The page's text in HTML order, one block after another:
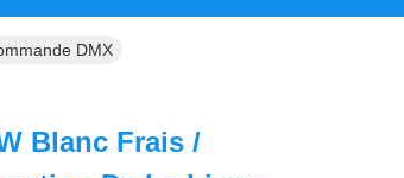
DMX
Blanc Frais /